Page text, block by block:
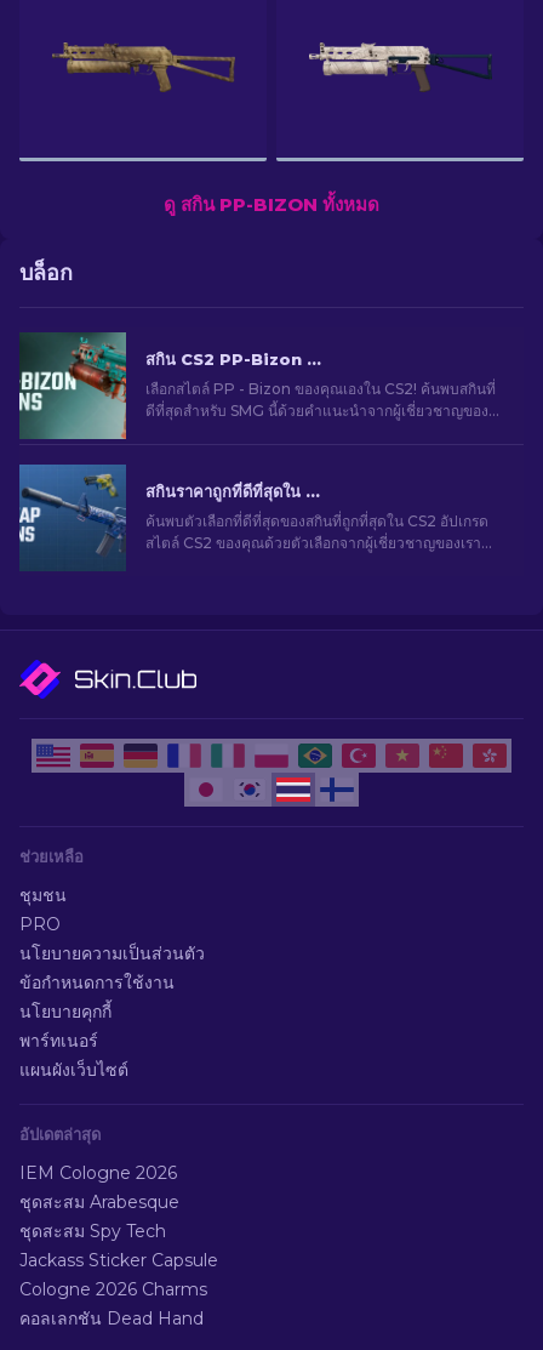
ดู สกิน PP-BIZON ทั้งหมด
บล็อก
สกิน CS2 PP-Bizon ที่ดีที่สุด [2026]
เลือกสไตล์ PP - Bizon ของคุณเองใน CS2! ค้นพบสกินที่
ดีที่สุดสำหรับ SMG นี้ด้วยคำแนะนำจากผู้เชี่ยวชาญของ
สกินราคาถูกที่ดีที่สุดใน CS2 [2026]
ค้นพบตัวเลือกที่ดีที่สุดของสกินที่ถูกที่สุดใน CS2 อัปเกรด
สไตล์ CS2 ของคุณด้วยตัวเลือกจากผู้เชี่ยวชาญของเรา
ช่วยเหลือ
ชุมชน
PRO
นโยบายความเป็นส่วนตัว
ข้อกำหนดการใช้งาน
นโยบายคุกกี้
พาร์ทเนอร์
แผนผังเว็บไซต์
อัปเดตล่าสุด
IEM Cologne 2026
ชุดสะสม Arabesque
ชุดสะสม Spy Tech
Jackass Sticker Capsule
Cologne 2026 Charms
คอลเลกชัน Dead Hand